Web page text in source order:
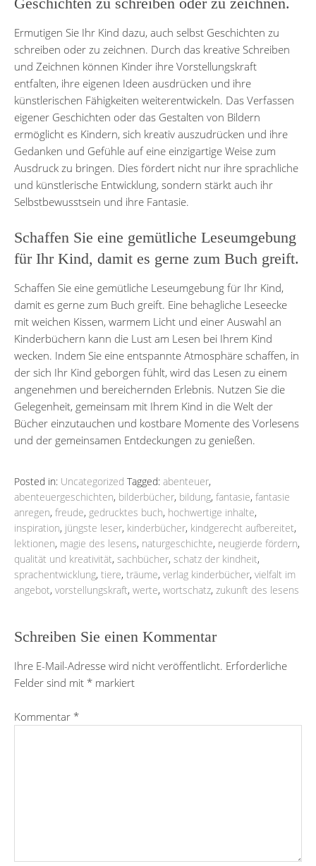
Ermutigen Sie Ihr Kind dazu, auch selbst Geschichten zu
schreiben oder zu zeichnen. Durch das kreative Schreiben
und Zeichnen können Kinder ihre Vorstellungskraft
entfalten, ihre eigenen Ideen ausdrücken und ihre
künstlerischen Fähigkeiten weiterentwickeln. Das Verfassen
eigener Geschichten oder das Gestalten von Bildern
ermöglicht es Kindern, sich kreativ auszudrücken und ihre
Gedanken und Gefühle auf eine einzigartige Weise zum
Ausdruck zu bringen. Dies fördert nicht nur ihre sprachliche
und künstlerische Entwicklung, sondern stärkt auch ihr
Selbstbewusstsein und ihre Fantasie.
Schaffen Sie eine gemütliche Leseumgebung
für Ihr Kind, damit es gerne zum Buch greift.
Schaffen Sie eine gemütliche Leseumgebung für Ihr Kind,
damit es gerne zum Buch greift. Eine behagliche Leseecke
mit weichen Kissen, warmem Licht und einer Auswahl an
Kinderbüchern kann die Lust am Lesen bei Ihrem Kind
wecken. Indem Sie eine entspannte Atmosphäre schaffen, in
der sich Ihr Kind geborgen fühlt, wird das Lesen zu einem
angenehmen und bereichernden Erlebnis. Nutzen Sie die
Gelegenheit, gemeinsam mit Ihrem Kind in die Welt der
Bücher einzutauchen und kostbare Momente des Vorlesens
und der gemeinsamen Entdeckungen zu genießen.
Posted in: Uncategorized Tagged: abenteuer,
abenteuergeschichten, bilderbücher, bildung, fantasie, fantasie
anregen, freude, gedrucktes buch, hochwertige inhalte,
inspiration, jüngste leser, kinderbücher, kindgerecht aufbereitet,
lektionen, magie des lesens, naturgeschichte, neugierde fördern,
qualität und kreativität, sachbücher, schatz der kindheit,
sprachentwicklung, tiere, träume, verlag kinderbücher, vielfalt im
angebot, vorstellungskraft, werte, wortschatz, zukunft des lesens
Schreiben Sie einen Kommentar
Ihre E-Mail-Adresse wird nicht veröffentlicht. Erforderliche
Felder sind mit * markiert
Kommentar *